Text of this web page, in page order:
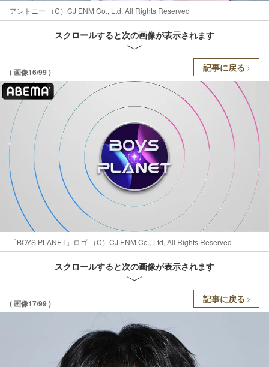
アントニー （C）CJ ENM Co., Ltd, All Rights Reserved
スクロールすると次の画像が表示されます
( 画像16/99 ) 記事に戻る
「BOYS PLANET」ロゴ （C）CJ ENM Co., Ltd, All Rights Reserved
スクロールすると次の画像が表示されます
( 画像17/99 ) 記事に戻る